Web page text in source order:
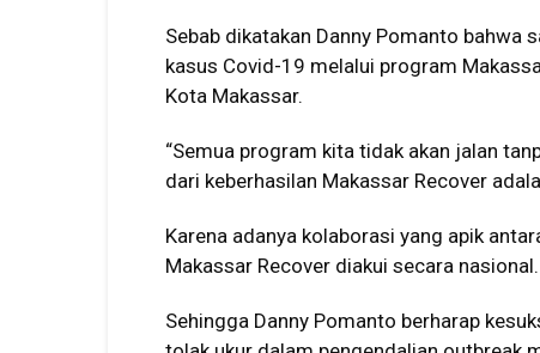
Sebab dikatakan Danny Pomanto bahwa
kasus Covid-19 melalui program
Kota Makassar.
“Semua program kita tidak akan jalan
dari keberhasilan Makassar Recover
Karena adanya kolaborasi yang apik
Makassar Recover diakui secara nasional.
Sehingga Danny Pomanto berharap